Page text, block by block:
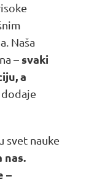
Naša
–svaki
a
dodaje
svet nauke
nas.
–